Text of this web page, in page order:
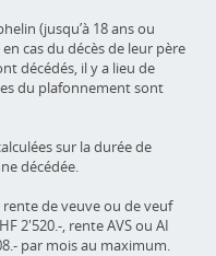
(jusqu’à 18 ans ou
cas du décès de leur père
décédés, il y a lieu de
du plafonnement sont
sur la durée de
décédée.
de veuve ou de veuf
2'520.-, rente AVS ou AI
par mois au maximum.